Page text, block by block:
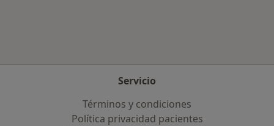
Servicio
Términos y condiciones
Política privacidad pacientes